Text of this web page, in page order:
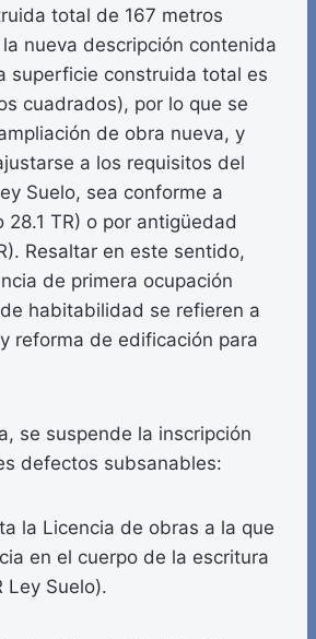
total de 167 metros
nueva descripción contenida
superficie construida total es
cuadrados), por lo que se
de obra nueva, y
a los requisitos del
Suelo, sea conforme a
28.1 TR) o por antigüedad
Resaltar en este sentido,
de primera ocupación
habitabilidad se refieren a
reforma de edificación para
se suspende la inscripción
defectos subsanables:
la Licencia de obras a la que
en el cuerpo de la escritura
Ley Suelo).